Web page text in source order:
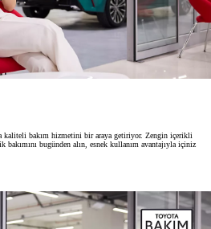
kaliteli bakım hizmetini bir araya getiriyor. Zengin içerikli
bakımını bugünden alın, esnek kullanım avantajıyla içiniz